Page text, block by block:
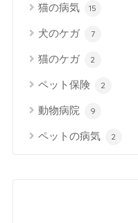
猫の病気 15
犬のケガ 7
猫のケガ 2
ペット保険 2
動物病院 9
ペットの病気 2